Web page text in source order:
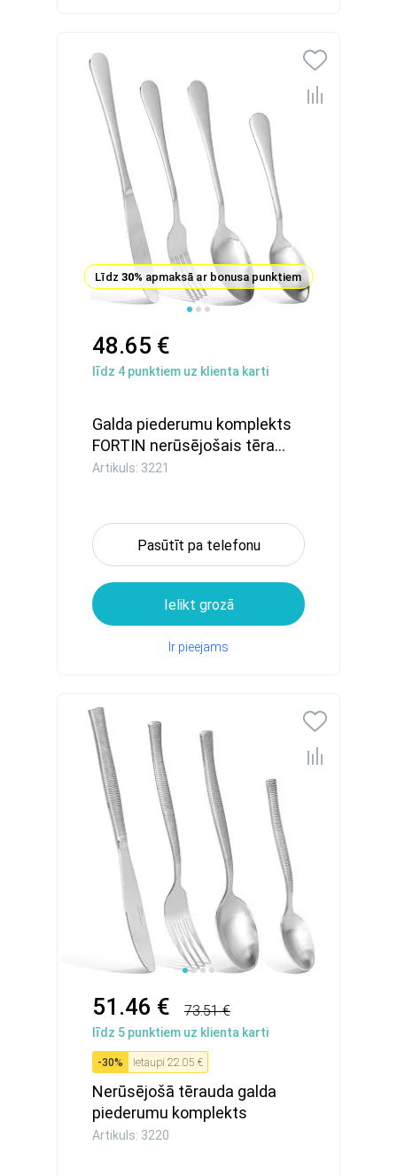
Līdz 30% apmaksā ar bonusa punktiem
48.65 €
līdz 4 punktiem uz klienta karti
Galda piederumu komplekts
FORTIN nerūsējošais tēra...
Artikuls: 3221
Pasūtīt pa telefonu
Ielikt grozā
Ir pieejams
51.46 € 73.51 €
līdz 5 punktiem uz klienta karti
-30% Ietaupi 22.05 €
Nerūsējošā tērauda galda
piederumu komplekts
FIANO...
Artikuls: 3220